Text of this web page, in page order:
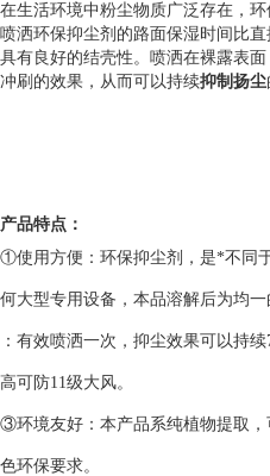
在生活环境中粉尘物质广泛存在，
喷洒环保抑尘剂的路面保湿时间比
具有良好的结壳性。喷洒在裸露表
冲刷的效果，从而可以持续抑制扬尘
产品特点：
①使用方便：环保抑尘剂，是*不同
何大型专用设备，本品溶解后为均一
：有效喷洒一次，抑尘效果可以持
高可防11级大风。
③环境友好：本产品系纯植物提取，
色环保要求。